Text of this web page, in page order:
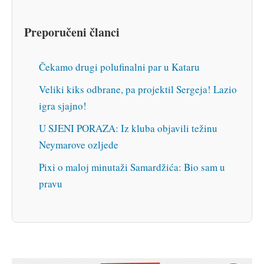
Preporučeni članci
Čekamo drugi polufinalni par u Kataru
Veliki kiks odbrane, pa projektil Sergeja! Lazio
igra sjajno!
U SJENI PORAZA: Iz kluba objavili težinu
Neymarove ozljede
Pixi o maloj minutaži Samardžića: Bio sam u
pravu